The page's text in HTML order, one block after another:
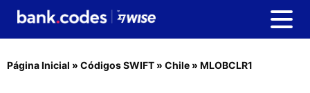
Página Inicial » Códigos SWIFT » Chile » MLOBCLR1